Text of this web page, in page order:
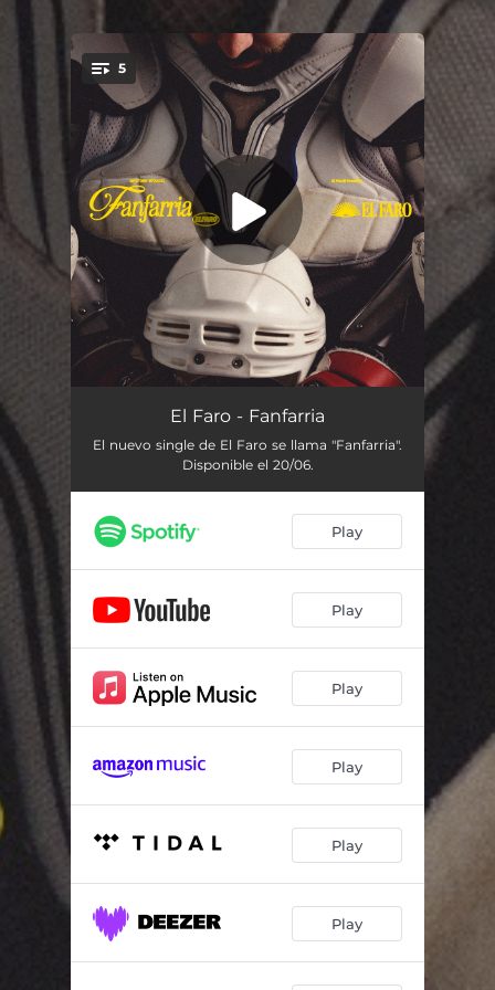
You're all set!
5
Jardín 03:07
Me Fui 03:39
Un Recuerdo Aparente
El Faro - Fanfarria
El nuevo single de El Faro se llama "Fanfarria".
Disponible el 20/06.
Play
Play
Play
Play
Play
Play